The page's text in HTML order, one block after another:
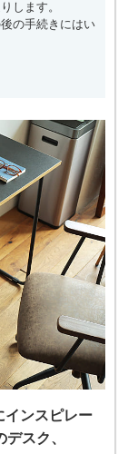
します。
の手続きにはい
インスピレー
スク、